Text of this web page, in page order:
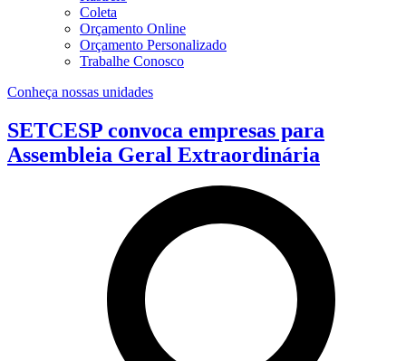
Coleta
Orçamento Online
Orçamento Personalizado
Trabalhe Conosco
Conheça nossas unidades
SETCESP convoca empresas para
Assembleia Geral Extraordinária